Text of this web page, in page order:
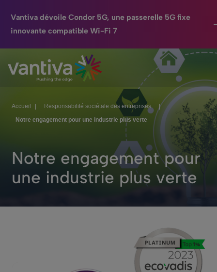
Vantiva dévoile Condor 5G, une passerelle 5G fixe
innovante compatible Wi-Fi 7
Passer au contenu principal
Maison Connectée
HomeSight
Entreprise
Relations Investisseurs
Accueil Responsabilité sociétale des entreprises
|
Notre engagement pour une industrie plus verte
Notre engagement pour
une industrie plus verte